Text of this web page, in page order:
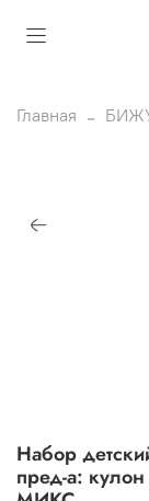
Главная
Набор
пред-а: